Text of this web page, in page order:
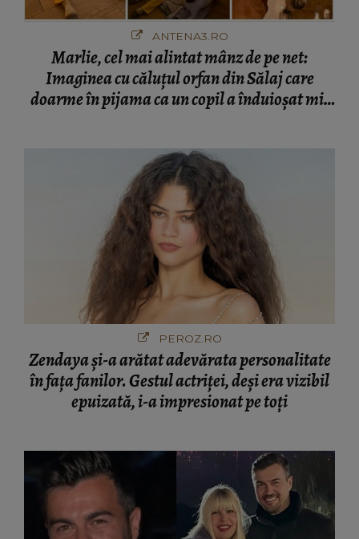
Imaginea cu căluțul orfan din Sălaj care
doarme în pijama ca un copil a înduioșat mii
de români
PEROZ.RO
Zendaya și-a arătat adevărata personalitate
în fața fanilor. Gestul actriței, deși era vizibil
epuizată, i-a impresionat pe toți